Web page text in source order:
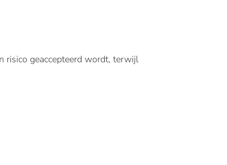
risico geaccepteerd wordt, terwijl